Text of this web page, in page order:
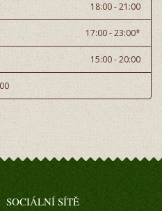
18:00 - 21:00
17:00 - 23:00*
15:00 - 20:00
SOCIÁLNÍ SÍTĚ